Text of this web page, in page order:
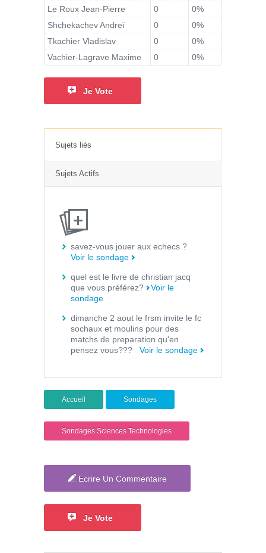
Le Roux Jean-Pierre
0
0%
Shchekachev Andreï
0
0%
Tkachier Vladislav
0
0%
Vachier-Lagrave Maxime
0 0%
Je Vote
Sujets liés
Sujets Actifs
savez-vous jouer aux echecs ?
Voir le sondage
quel est le livre de christian jacq
que vous préférez?Voir le
sondage
dimanche 2 aout le frsm invite le fc
sochaux et moulins pour des
matchs de preparation qu'en
pensez vous??? Voir le sondage
Accueil Sondages
Sondages Sciences Technologies
Ecrire Un Commentaire
Je Vote